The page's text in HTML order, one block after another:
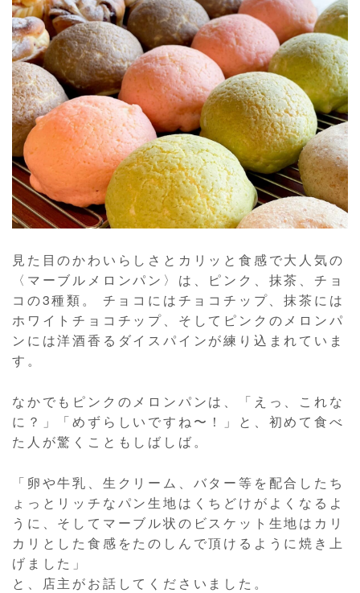
見た目のかわいらしさとカリッと食感で大人気の
〈マーブルメロンパン〉は、ピンク、抹茶、チョ
コの3種類。 チョコにはチョコチップ、抹茶には
ホワイトチョコチップ、そしてピンクのメロンパ
ンには洋酒香るダイスパインが練り込まれていま
す。
なかでもピンクのメロンパンは、「えっ、これな
に？」「めずらしいですね〜！」と、初めて食べ
た人が驚くこともしばしば。
「卵や牛乳、生クリーム、バター等を配合したち
ょっとリッチなパン生地はくちどけがよくなるよ
うに、そしてマーブル状のビスケット生地はカリ
カリとした食感をたのしんで頂けるように焼き上
げました」
と、店主がお話してくださいました。